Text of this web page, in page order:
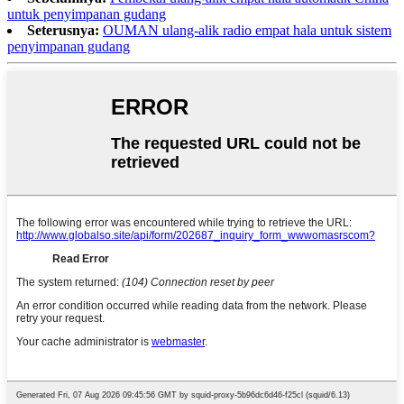
untuk penyimpanan gudang
Seterusnya: OUMAN ulang-alik radio empat hala untuk sistem
penyimpanan gudang